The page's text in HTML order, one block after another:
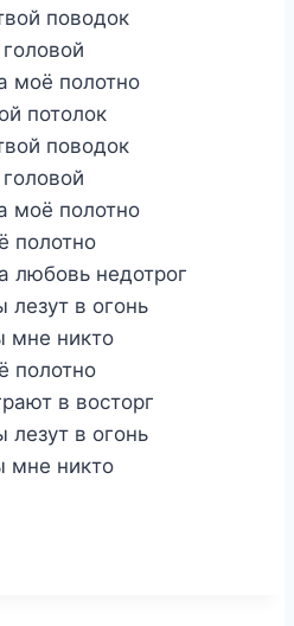
поводок
моё полотно
потолок
поводок
моё полотно
полотно
любовь недотрог
в огонь
мне никто
полотно
в восторг
в огонь
мне никто